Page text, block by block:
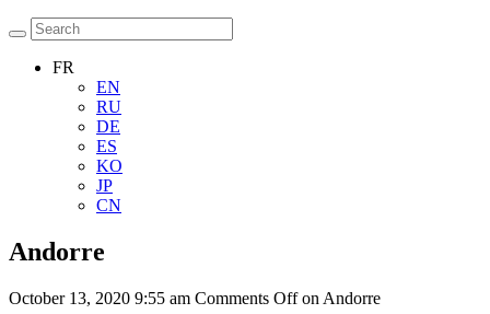
FR
EN
RU
DE
ES
KO
JP
CN
Andorre
October 13, 2020 9:55 am Comments Offon Andorre